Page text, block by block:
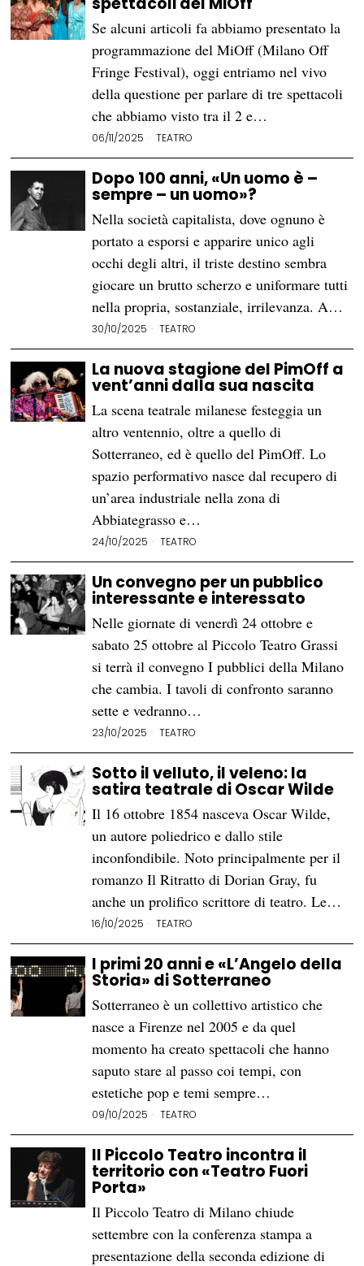
Se alcuni articoli fa abbiamo presentato la
programmazione del MiOff (Milano Off
Fringe Festival), oggi entriamo nel vivo
della questione per parlare di tre spettacoli
che abbiamo visto tra il 2 e…
06/11/2025 TEATRO
Dopo 100 anni, «Un uomo è –
sempre – un uomo»?
Nella società capitalista, dove ognuno è
portato a esporsi e apparire unico agli
occhi degli altri, il triste destino sembra
giocare un brutto scherzo e uniformare tutti
nella propria, sostanziale, irrilevanza. A…
30/10/2025 TEATRO
La nuova stagione del PimOff a
vent’anni dalla sua nascita
La scena teatrale milanese festeggia un
altro ventennio, oltre a quello di
Sotterraneo, ed è quello del PimOff. Lo
spazio performativo nasce dal recupero di
un’area industriale nella zona di
Abbiategrasso e…
24/10/2025 TEATRO
Un convegno per un pubblico
interessante e interessato
Nelle giornate di venerdì 24 ottobre e
sabato 25 ottobre al Piccolo Teatro Grassi
si terrà il convegno I pubblici della Milano
che cambia. I tavoli di confronto saranno
sette e vedranno…
23/10/2025 TEATRO
Sotto il velluto, il veleno: la
satira teatrale di Oscar Wilde
Il 16 ottobre 1854 nasceva Oscar Wilde,
un autore poliedrico e dallo stile
inconfondibile. Noto principalmente per il
romanzo Il Ritratto di Dorian Gray, fu
anche un prolifico scrittore di teatro. Le…
16/10/2025 TEATRO
I primi 20 anni e «L’Angelo della
Storia» di Sotterraneo
Sotterraneo è un collettivo artistico che
nasce a Firenze nel 2005 e da quel
momento ha creato spettacoli che hanno
saputo stare al passo coi tempi, con
estetiche pop e temi sempre…
09/10/2025 TEATRO
Il Piccolo Teatro incontra il
territorio con «Teatro Fuori
Porta»
Il Piccolo Teatro di Milano chiude
settembre con la conferenza stampa a
presentazione della seconda edizione di